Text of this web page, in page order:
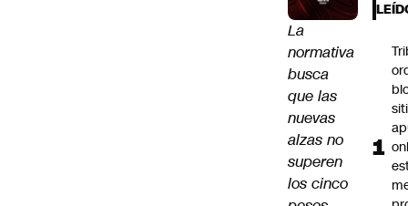
La
normativa
busca
que las
nuevas
alzas no
superen
los cinco